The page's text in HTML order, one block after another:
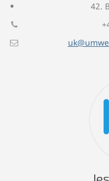
42.